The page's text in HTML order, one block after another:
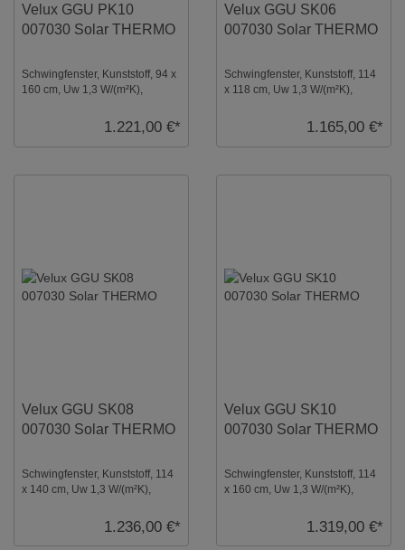
Velux GGU PK10
007030 Solar THERMO
Schwingfenster, Kunststoff, 94 x
160 cm, Uw 1,3 W/(m²K),
Dachfenster, Solar ...1.221,00 €*
Velux GGU SK06
007030 Solar THERMO
Schwingfenster, Kunststoff, 114
x 118 cm, Uw 1,3 W/(m²K),
Dachfenster, Solar ...1.165,00 €*
Velux GGU SK08
007030 Solar THERMO
Schwingfenster, Kunststoff, 114
x 140 cm, Uw 1,3 W/(m²K),
Dachfenster, Solar ...1.236,00 €*
Velux GGU SK10
007030 Solar THERMO
Schwingfenster, Kunststoff, 114
x 160 cm, Uw 1,3 W/(m²K),
Dachfenster, Solar ...1.319,00 €*